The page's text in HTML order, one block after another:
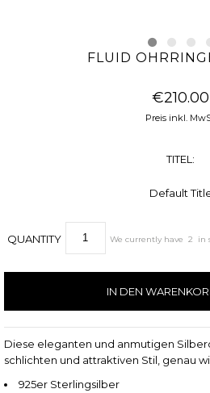
FLUID
€210.00
Preis inkl.
TITEL:
Default
QUANTITY We currently have 2 in
Diese eleganten und anmutigen
schlichten und attraktiven Stil, genau
925er Sterlingsilber